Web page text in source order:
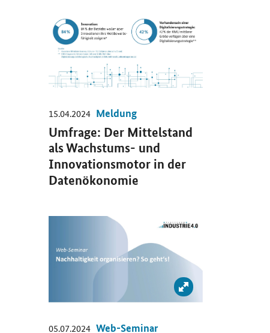
15.04.2024 Meldung
Umfrage: Der Mittelstand
als Wachstums- und
Innovationsmotor in der
Datenökonomie
Bild vergrößern:
05.07.2024 Web-Seminar
Öffnet Einzelsicht